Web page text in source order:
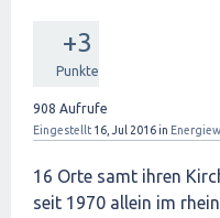
+3
Punkte
908 Aufrufe
Eingestellt 16, Jul 2016in
16 Orte samt ihren
seit 1970 allein im